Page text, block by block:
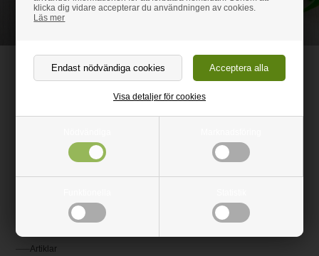
klicka dig vidare accepterar du användningen av cookies.
Läs mer
Visa detaljer för cookies
08-507 801 06
Bänkskivabutiken.se
kundservice@bankskivabutiken.se
Artiklar